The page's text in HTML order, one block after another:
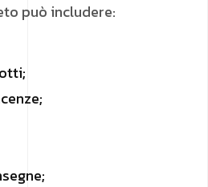
può includere: